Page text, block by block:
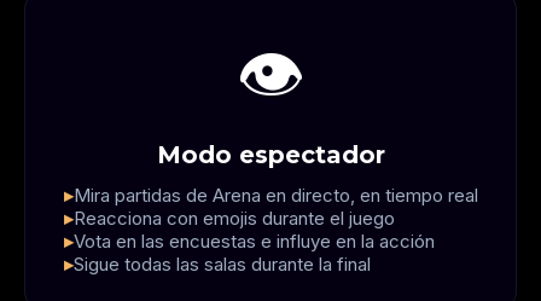
👁️
Modo espectador
Mira partidas de Arena en directo, en tiempo real
Reacciona con emojis durante el juego
Vota en las encuestas e influye en la acción
Sigue todas las salas durante la final